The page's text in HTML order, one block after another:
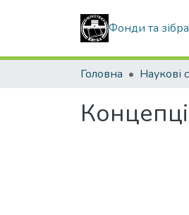
Фонди та
Головна Наукові